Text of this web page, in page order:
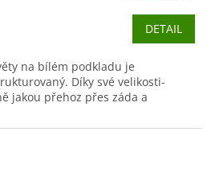
DETAIL
na bílém podkladu je
Díky své velikosti-
jakou přehoz přes záda a